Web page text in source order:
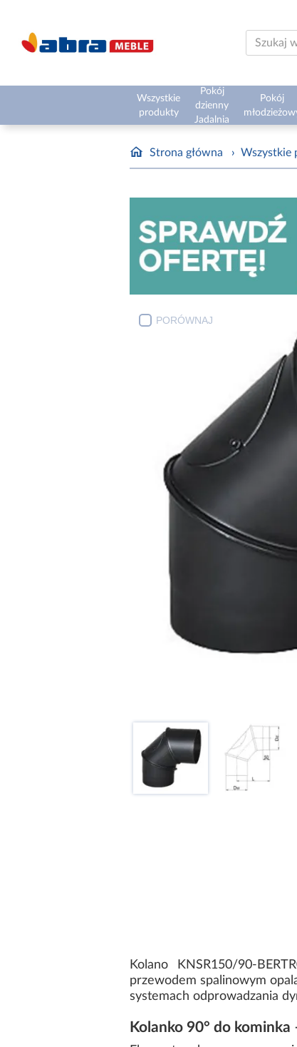
Wszystkie
produkty
Pokój
dzienny
Jadalnia
Pokój
Strona główna › Wszystkie
PORÓWNAJ
Kolano KNSR150/90-
przewodem spalinowym
systemach odprowadzania
Kolanko 90° do